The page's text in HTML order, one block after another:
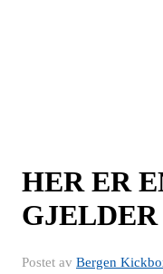
HER ER
Postet av Bergen